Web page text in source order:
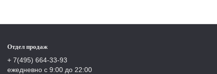
Отдел продаж
+ 7(495) 664-33-93
ежедневно с 9:00 до 22:00